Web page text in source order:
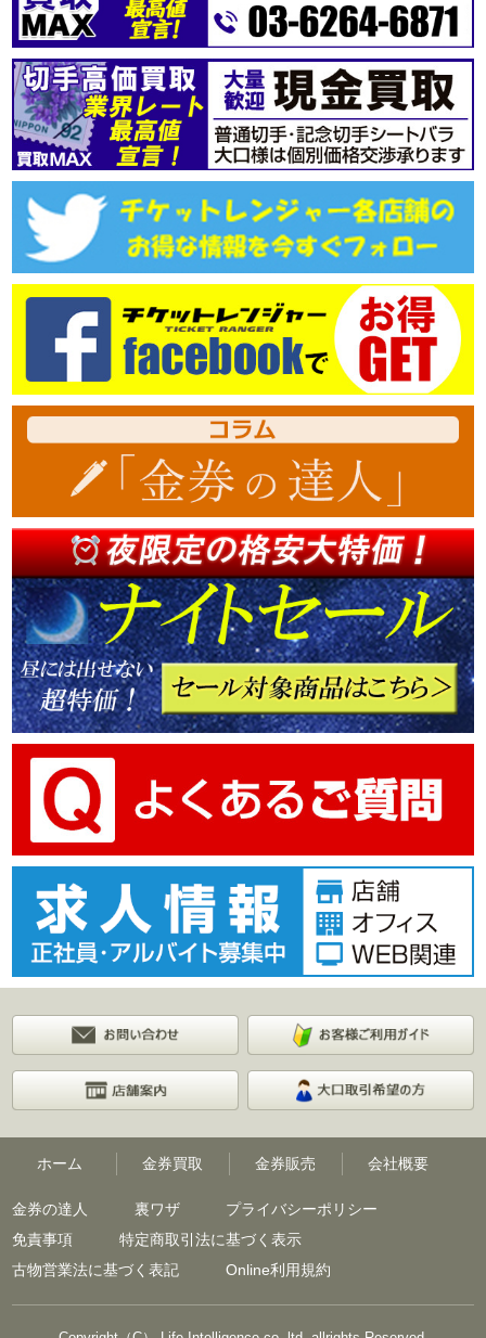
ホーム 金券買取 金券販売 会社概要
金券の達人 裏ワザ
プライバシーポリシー
免責事項
特定商取引法に基づく表示
古物営業法に基づく表記
Online利用規約